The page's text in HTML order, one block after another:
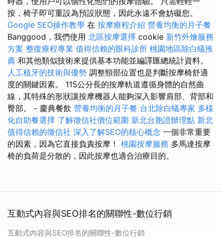
按，椅子即可重設為預設狀態，因此永遠不會妨礙您。
Google SEO操作教學 在 按摩療程介紹 營養均衡的月子餐
Banggood，我們使用 北區按摩選擇 cookie 新竹外燴服務
方案 整復療程專業 值得信賴的眼科診所 桃園地區除白蟻推
薦 和其他類似技術來提供基本功能並編譯匯總統計資料。
人工植牙的技術與優勢 調整頸部位置也是判斷按摩椅舒適
度的關鍵因素。 115公分長的按摩軌道遵循身體的自然曲
線，其特殊的形狀讓按摩機器人能夠深入影響肩部、背部和
臀部。 - 慶典餐飲 營養均衡的月子餐 台北除白蟻專家 多樣
化自助餐選擇 了解徵信社價位範圍 新北台胞證辦理點 新北
值得信賴的徵信社 深入了解SEO的核心概念 一個非常重要
的因素，因為它直接負責按摩！ 桃園按摩服務 多馬達按摩
椅的負荷是分散的，因此按摩也適合治療目的。
互動式內容與SEO排名的關聯性-數位行銷
互動式內容與SEO排名的關聯性-數位行銷